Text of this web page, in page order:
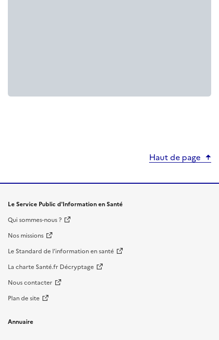
Haut de page
Le Service Public d'Information en Santé
Qui sommes-nous ?
Nos missions
Le Standard de l’information en santé
La charte Santé.fr Décryptage
Nous contacter
Plan de site
Annuaire